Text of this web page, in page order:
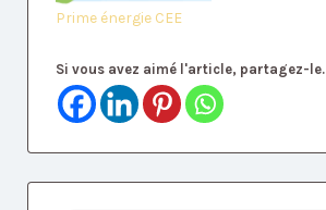
Prime énergie CEE
Si vous avez aimé l'article, partagez-le.